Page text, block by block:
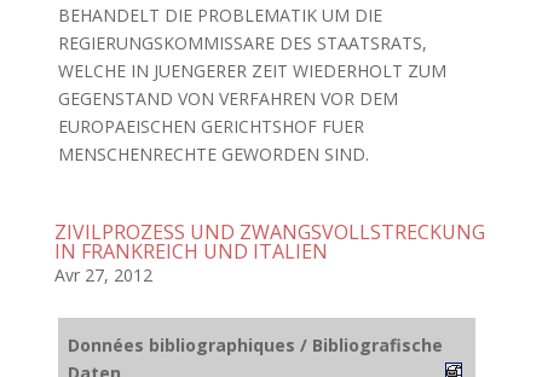
BEHANDELT DIE PROBLEMATIK UM DIE
REGIERUNGSKOMMISSARE DES STAATSRATS,
WELCHE IN JUENGERER ZEIT WIEDERHOLT ZUM
GEGENSTAND VON VERFAHREN VOR DEM
EUROPAEISCHEN GERICHTSHOF FUER
MENSCHENRECHTE GEWORDEN SIND.
ZIVILPROZESS UND ZWANGSVOLLSTRECKUNG
IN FRANKREICH UND ITALIEN
Avr 27, 2012
Données bibliographiques / Bibliografische